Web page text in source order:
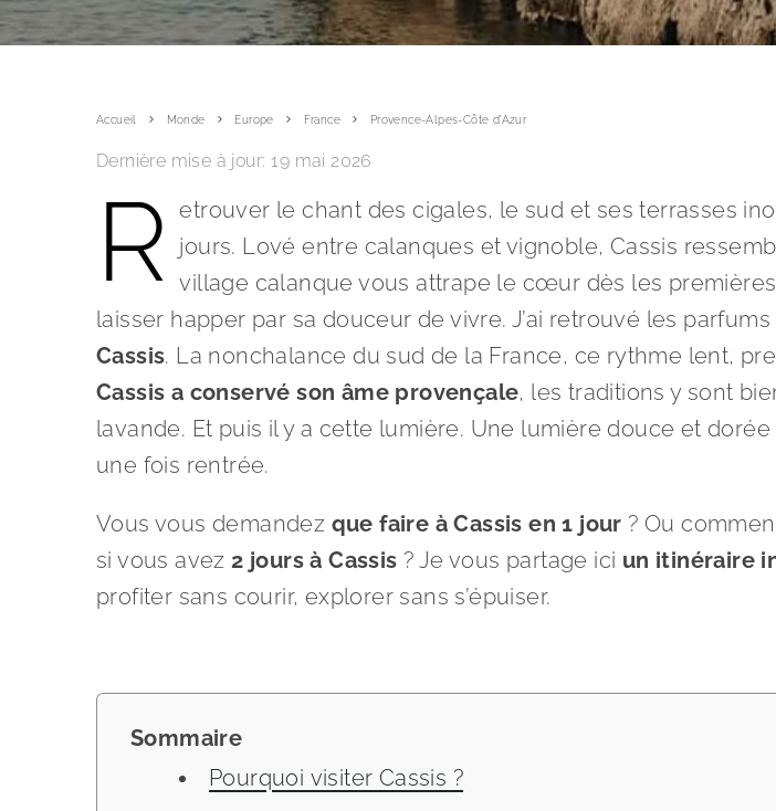
Accueil Monde Europe France Provence-Alpes-Côte d'Azur
Dernière mise à jour: 19 mai 2026
R
etrouver le chant des cigales, le sud et ses terrasses
jours. Lové entre calanques et vignoble, Cassis
village calanque vous attrape le cœur dès les
laisser happer par sa douceur de vivre. J’ai retrouvé les
Cassis. La nonchalance du sud de la France, ce rythme lent,
Cassis a conservé son âme provençale, les traditions y sont
lavande. Et puis il y a cette lumière. Une lumière douce et dorée
une fois rentrée.
Vous vous demandez que faire à Cassis en 1 jour ? Ou
si vous avez2 jours à Cassis ? Je vous partage ici un itinéraire
profiter sans courir, explorer sans s’épuiser.
Sommaire
Pourquoi visiter Cassis ?